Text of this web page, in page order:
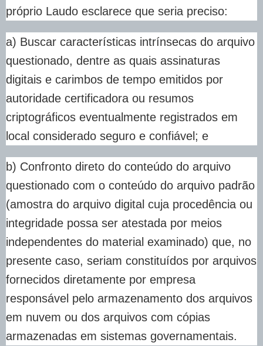
próprio Laudo esclarece que seria preciso:
a) Buscar características intrínsecas do arquivo
questionado, dentre as quais assinaturas
digitais e carimbos de tempo emitidos por
autoridade certificadora ou resumos
criptográficos eventualmente registrados em
local considerado seguro e confiável; e
b) Confronto direto do conteúdo do arquivo
questionado com o conteúdo do arquivo padrão
(amostra do arquivo digital cuja procedência ou
integridade possa ser atestada por meios
independentes do material examinado) que, no
presente caso, seriam constituídos por arquivos
fornecidos diretamente por empresa
responsável pelo armazenamento dos arquivos
em nuvem ou dos arquivos com cópias
armazenadas em sistemas governamentais.